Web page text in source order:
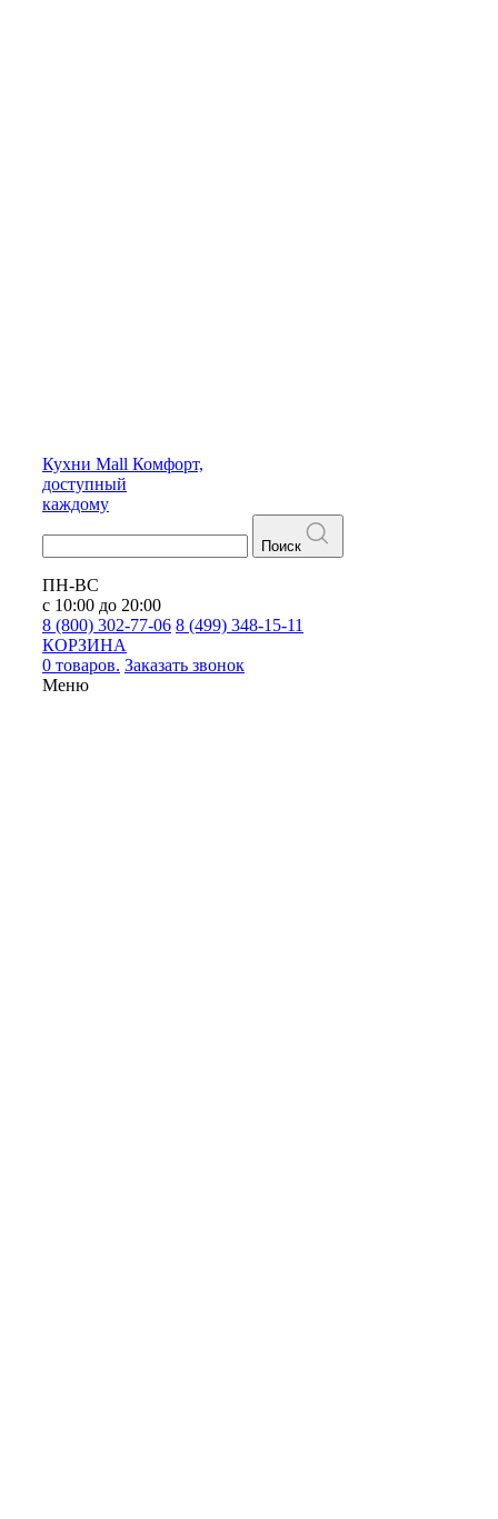
Кухни Mall Комфорт,
доступный
каждому
Поиск
ПН-ВС
с 10:00 до 20:00
8 (800) 302-77-06 8 (499) 348-15-11
КОРЗИНА
0 товаров. Заказать звонок
Меню